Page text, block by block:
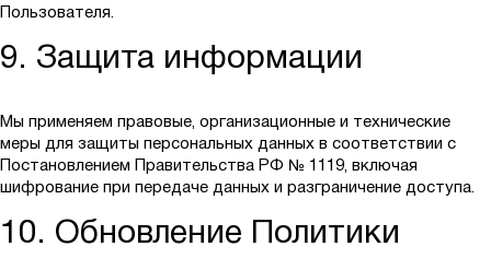
Пользователя.
9. Защита информации
Мы применяем правовые, организационные и технические
меры для защиты персональных данных в соответствии с
Постановлением Правительства РФ № 1119, включая
шифрование при передаче данных и разграничение доступа.
10. Обновление Политики